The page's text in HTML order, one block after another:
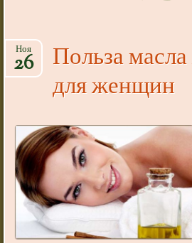
Польза
для женщин
Ноя
26